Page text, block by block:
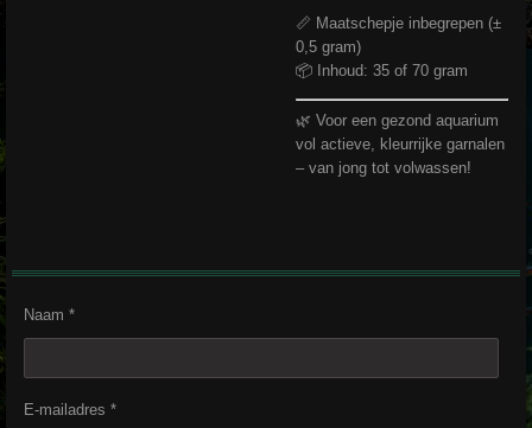
📏 Maatschepje inbegrepen (±
0,5 gram)
📦 Inhoud: 35 of 70 gram
🌿 Voor een gezond aquarium
vol actieve, kleurrijke garnalen
– van jong tot volwassen!
Naam *
E-mailadres *